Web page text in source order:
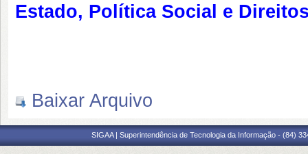
Estado, Política Social e
Baixar Arquivo
SIGAA | Superintendência de Tecnologia da Informação - (84)